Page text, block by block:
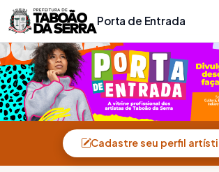
Porta de Entrada
Cadastre seu perfil